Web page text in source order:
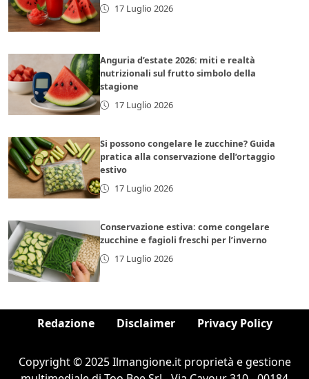
17 Luglio 2026
Anguria d’estate 2026: miti e realtà
nutrizionali sul frutto simbolo della
stagione
17 Luglio 2026
Si possono congelare le zucchine? Guida
pratica alla conservazione dell’ortaggio
estivo
17 Luglio 2026
Conservazione estiva: come congelare
zucchine e fagioli freschi per l’inverno
17 Luglio 2026
Redazione Disclaimer Privacy Policy
Copyright © 2025 Ilmangione.it proprietà e gestione